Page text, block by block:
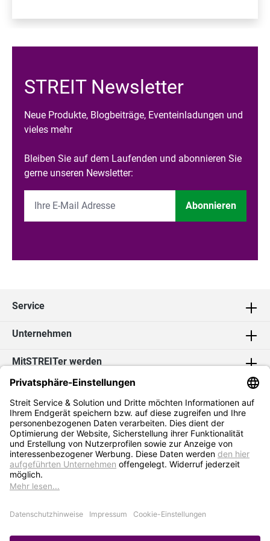
STREIT Newsletter
Neue Produkte, Blogbeiträge, Eventeinladungen und
vieles mehr
Bleiben Sie auf dem Laufenden und abonnieren Sie
gerne unseren Newsletter:
Abonnieren
Service
Unternehmen
MitSTREITer werden
Kontakt
Social Media
* Alle Preise exkl. MwSt. zzgl.Versandkosten